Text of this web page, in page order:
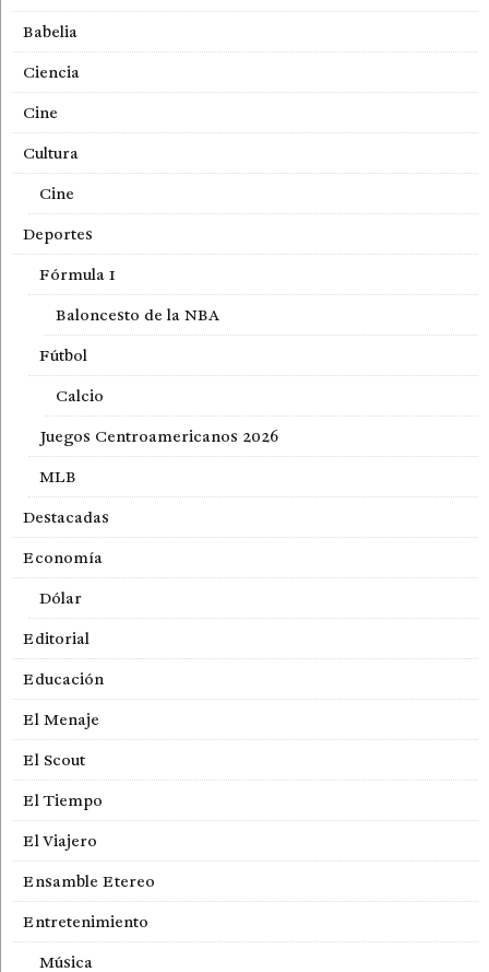
Babelia
Ciencia
Cine
Cultura
Cine
Deportes
Fórmula 1
Baloncesto de la NBA
Fútbol
Calcio
Juegos Centroamericanos 2026
MLB
Destacadas
Economía
Dólar
Editorial
Educación
El Menaje
El Scout
El Tiempo
El Viajero
Ensamble Etereo
Entretenimiento
Música